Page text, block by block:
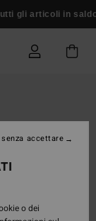
gli articoli in saldo*
o dei
accettare